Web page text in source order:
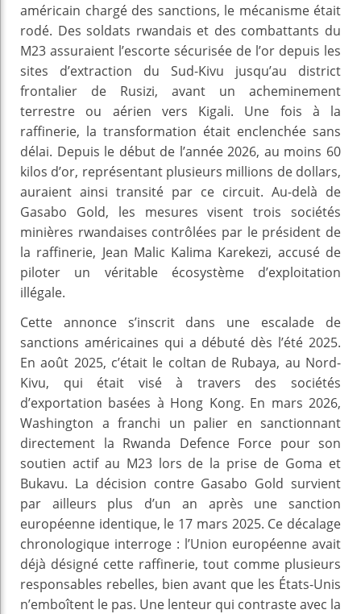
américain chargé des sanctions, le mécanisme était
rodé. Des soldats rwandais et des combattants du
M23 assuraient l’escorte sécurisée de l’or depuis les
sites d’extraction du Sud-Kivu jusqu’au district
frontalier de Rusizi, avant un acheminement
terrestre ou aérien vers Kigali. Une fois à la
raffinerie, la transformation était enclenchée sans
délai. Depuis le début de l’année 2026, au moins 60
kilos d’or, représentant plusieurs millions de dollars,
auraient ainsi transité par ce circuit. Au-delà de
Gasabo Gold, les mesures visent trois sociétés
minières rwandaises contrôlées par le président de
la raffinerie, Jean Malic Kalima Karekezi, accusé de
piloter un véritable écosystème d’exploitation
illégale.
Cette annonce s’inscrit dans une escalade de
sanctions américaines qui a débuté dès l’été 2025.
En août 2025, c’était le coltan de Rubaya, au Nord-
Kivu, qui était visé à travers des sociétés
d’exportation basées à Hong Kong. En mars 2026,
Washington a franchi un palier en sanctionnant
directement la Rwanda Defence Force pour son
soutien actif au M23 lors de la prise de Goma et
Bukavu. La décision contre Gasabo Gold survient
par ailleurs plus d’un an après une sanction
européenne identique, le 17 mars 2025. Ce décalage
chronologique interroge : l’Union européenne avait
déjà désigné cette raffinerie, tout comme plusieurs
responsables rebelles, bien avant que les États-Unis
n’emboîtent le pas. Une lenteur qui contraste avec la